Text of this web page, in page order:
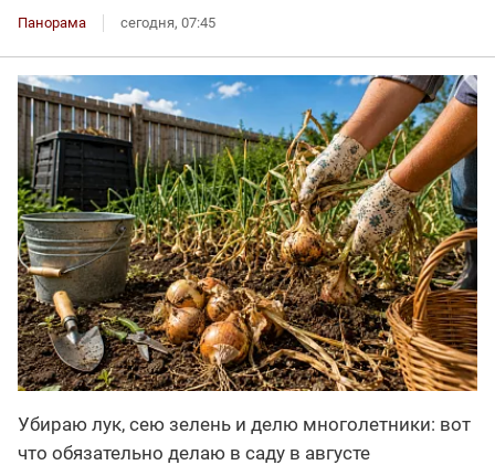
Панорама сегодня, 07:45
Убираю лук, сею зелень и делю многолетники: вот
что обязательно делаю в саду в августе